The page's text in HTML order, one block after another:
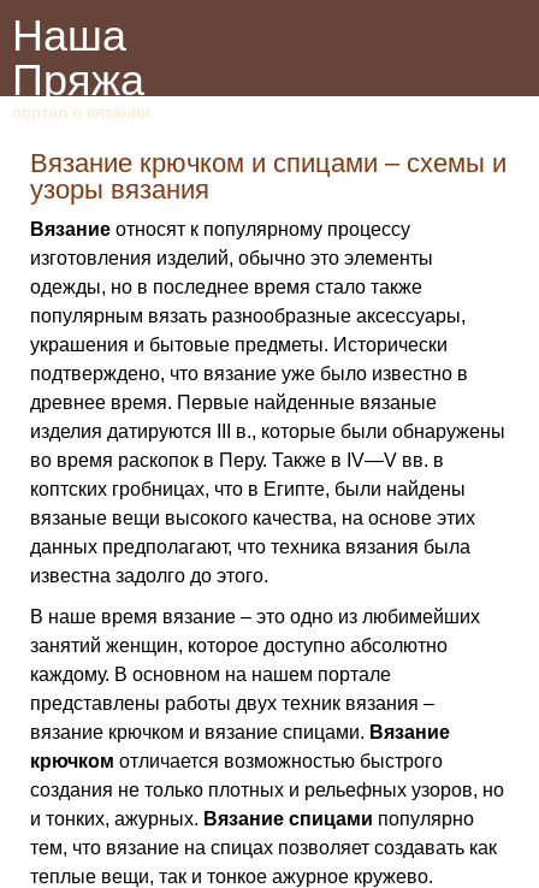
Наша
Пряжа
портал о вязании
Вязание крючком и спицами – схемы и
узоры вязания
Вязание относят к популярному процессу
изготовления изделий, обычно это элементы
одежды, но в последнее время стало также
популярным вязать разнообразные аксессуары,
украшения и бытовые предметы. Исторически
подтверждено, что вязание уже было известно в
древнее время. Первые найденные вязаные
изделия датируются III в., которые были обнаружены
во время раскопок в Перу. Также в IV—V вв. в
коптских гробницах, что в Египте, были найдены
вязаные вещи высокого качества, на основе этих
данных предполагают, что техника вязания была
известна задолго до этого.
В наше время вязание – это одно из любимейших
занятий женщин, которое доступно абсолютно
каждому. В основном на нашем портале
представлены работы двух техник вязания –
вязание крючком и вязание спицами. Вязание
крючком отличается возможностью быстрого
создания не только плотных и рельефных узоров, но
и тонких, ажурных. Вязание спицами популярно
тем, что вязание на спицах позволяет создавать как
теплые вещи, так и тонкое ажурное кружево.